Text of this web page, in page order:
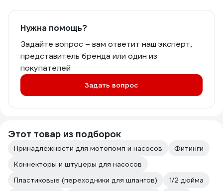
Нужна помощь?
Задайте вопрос – вам ответит наш эксперт,
представитель бренда или один из
покупателей
Задать вопрос
Этот товар из подборок
Принадлежности для мотопомп и насосов
Фитинги
Коннекторы и штуцеры для насосов
Пластиковые (переходники для шлангов)
1/2 дюйма